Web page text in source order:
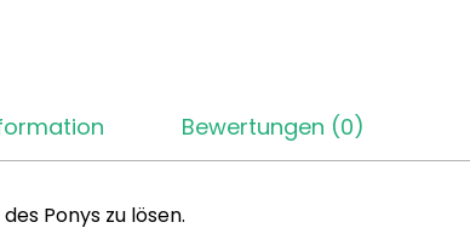
Bewertungen (0)
Ponys zu lösen.